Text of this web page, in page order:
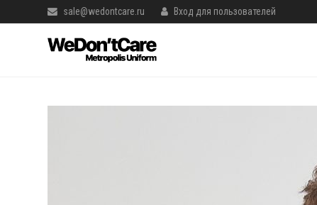
sale@wedontcare.ru Вход для пользователей